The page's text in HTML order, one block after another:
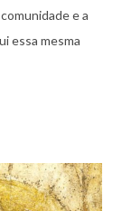
e a
essa mesma